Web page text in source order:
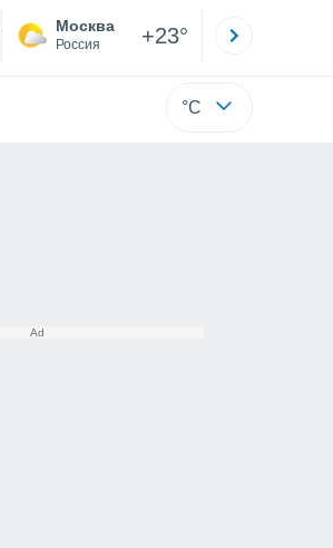
Москва
Россия +23°
°C